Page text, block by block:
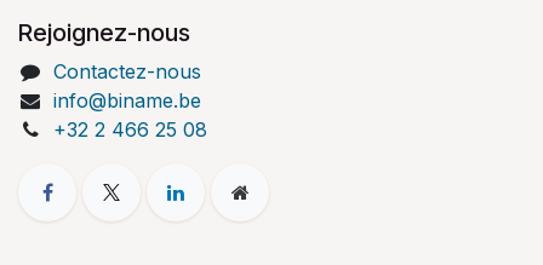
Rejoignez-nous
Contactez-nous
info@biname.be
+32 2 466 25 08